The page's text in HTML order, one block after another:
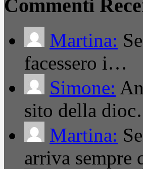
Commenti
Martina:
facessero i…
Simone:
sito della
Martina:
arriva